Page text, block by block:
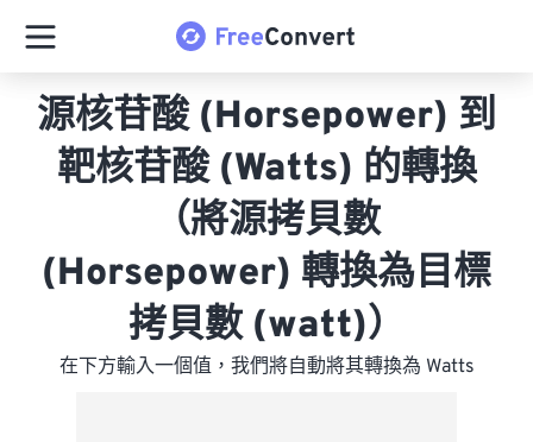
源核苷酸 (Horsepower) 到
靶核苷酸 (Watts) 的轉換
（將源拷貝數
(Horsepower) 轉換為目標
拷貝數 (watt)）
在下方輸入一個值，我們將自動將其轉換為 Watts